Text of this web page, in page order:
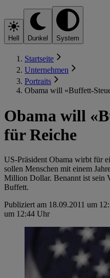
Hell Dunkel System
Startseite
Unternehmen
Portraits
Obama will «Buffett-
Obama will
für Reiche
US-Präsident Obama wirbt für
sollen Menschen mit einem
Million Dollar. Benannt ist sein
Buffett.
Publiziert am 18.09.2011 um
um 12:44 Uhr